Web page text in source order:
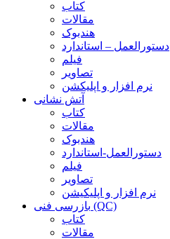
کتاب
مقالات
هندبوک
دستورالعمل – استاندارد
فیلم
تصاویر
نرم افزار و اپلیکشن
آتش نشانی
کتاب
مقالات
هندبوک
دستورالعمل-استاندارد
فیلم
تصاویر
نرم افزار و اپلیکیشن
بازرسی فنی (QC)
کتاب
مقالات